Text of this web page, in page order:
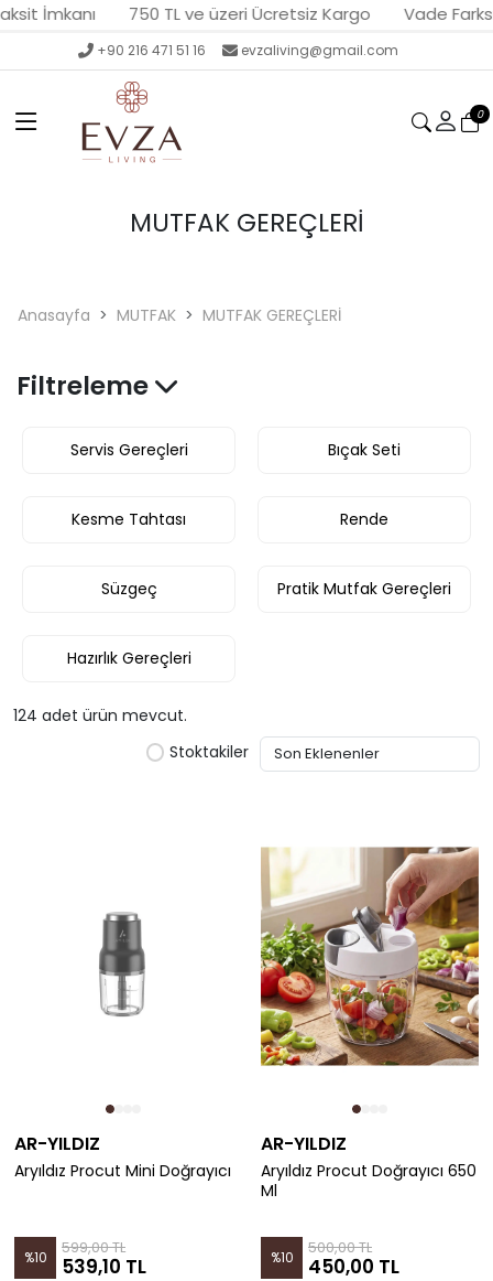
İmkanı 750 TL ve üzeri Ücretsiz Kargo Vade
+90 216 471 51 16 evzaliving@gmail.com
0
MUTFAK GEREÇLERİ
Anasayfa MUTFAK MUTFAK GEREÇLERİ
Filtreleme
Servis Gereçleri Bıçak Seti
Kesme Tahtası Rende
Süzgeç Pratik Mutfak Gereçleri
Hazırlık Gereçleri
124 adet ürün mevcut.
Stoktakiler
AR-YILDIZ
Aryıldız Procut Mini Doğrayıcı
%10 599,00 TL
539,10 TL
AR-YILDIZ
Aryıldız Procut Doğrayıcı 650
Ml
%10 500,00 TL
450,00 TL